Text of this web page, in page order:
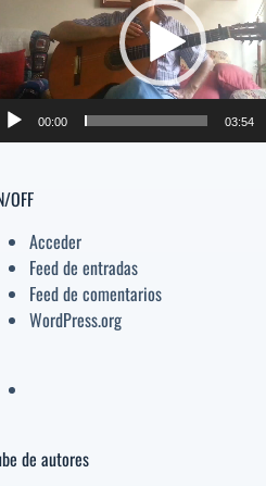
00:00 03:54
OFF
Acceder
Feed de entradas
Feed de comentarios
WordPress.org
de autores